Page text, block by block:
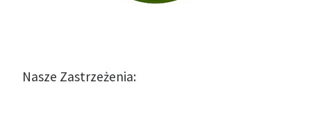
Nasze Zastrzeżenia: